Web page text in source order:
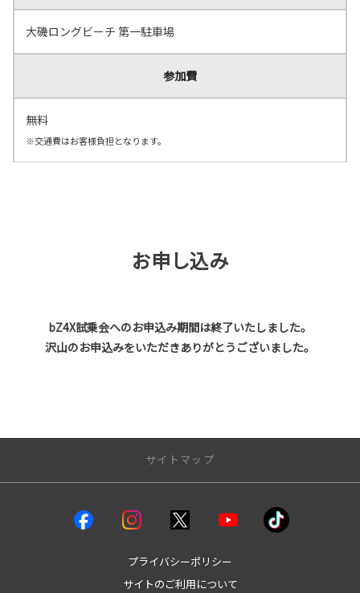
大磯ロングビーチ 第一駐車場
参加費
無料
※交通費はお客様負担となります。
お申し込み
bZ4X試乗会へのお申込み期間は終了いたしました。
沢山のお申込みをいただきありがとうございました。
サイトマップ
プライバシーポリシー
サイトのご利用について